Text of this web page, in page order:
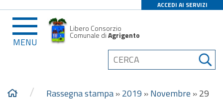
ACCEDI AI SERVIZI
MENU
Libero Consorzio
Comunale diAgrigento
/ Rassegna stampa»2019 »Novembre »29